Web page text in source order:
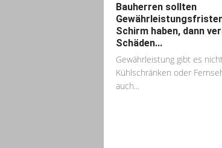
Bauherren sollten
Schirm haben, dann
Schäden...
Gewährleistung gibt es
Kühlschränken oder
auch...